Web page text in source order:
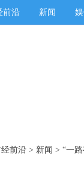
前沿 新闻
经前沿 > 新闻 > “一